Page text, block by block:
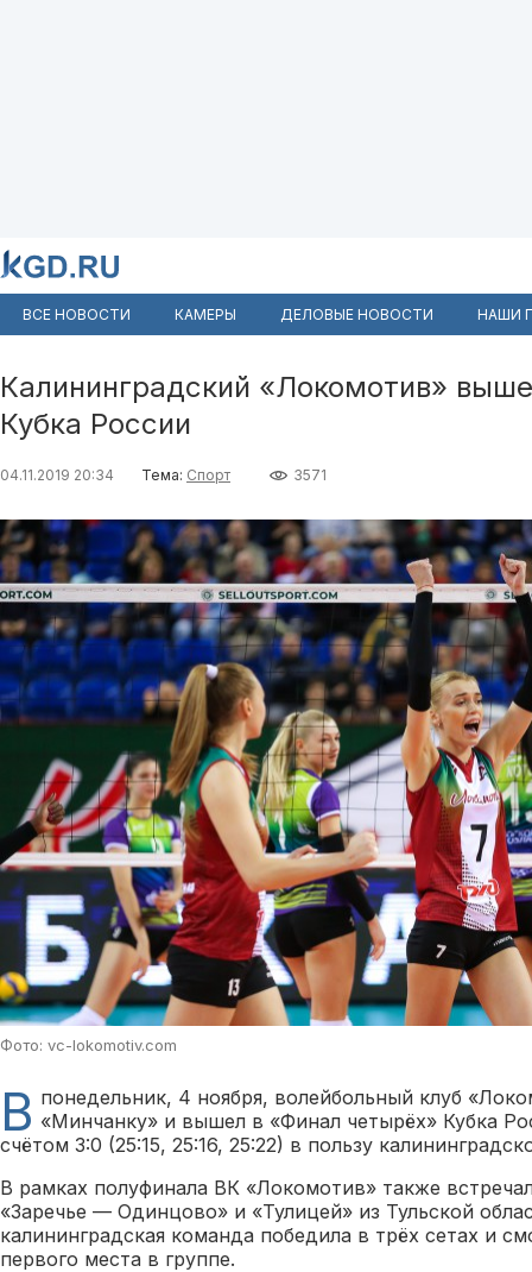
ВСЕ НОВОСТИ КАМЕРЫ ДЕЛОВЫЕ НОВОСТИ НАШИ
Калининградский «Локомотив»
Кубка России
04.11.2019 20:34 Тема: Спорт 3571
Фото: vc-lokomotiv.com
В понедельник, 4 ноября, волейбольный клуб
«Минчанку» и вышел в «Финал четырёх» Кубка
счётом 3:0 (25:15, 25:16, 25:22) в пользу
В рамках полуфинала ВК «Локомотив» также
«Заречье — Одинцово» и «Тулицей» из Тульской
калининградская команда победила в трёх сетах и
первого места в группе.